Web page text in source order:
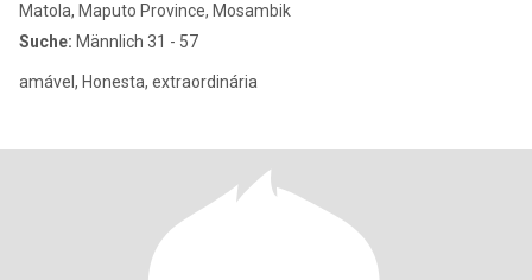
Matola, Maputo Province, Mosambik
Suche: Männlich 31 - 57
amável, Honesta, extraordinária